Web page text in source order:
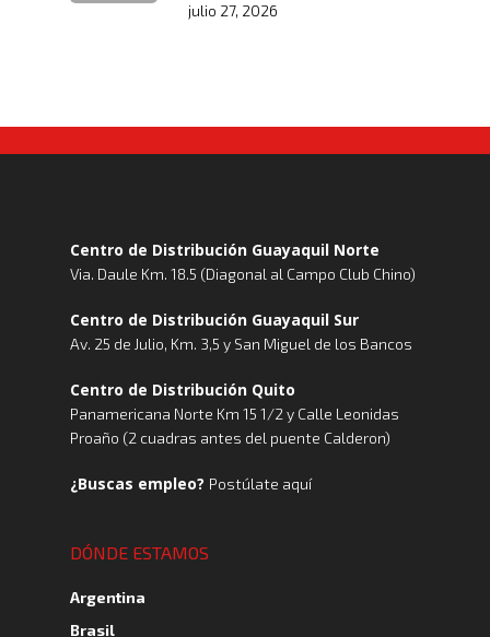
julio 27, 2026
Centro de Distribución Guayaquil Norte
Via. Daule Km. 18.5 (Diagonal al Campo Club Chino)
Centro de Distribución Guayaquil Sur
Av. 25 de Julio, Km. 3,5 y San Miguel de los Bancos
Centro de Distribución Quito
Panamericana Norte Km 15 1/2 y Calle Leonidas
Proaño (2 cuadras antes del puente Calderon)
¿Buscas empleo? Postúlate aquí
DÓNDE ESTAMOS
Argentina
Brasil